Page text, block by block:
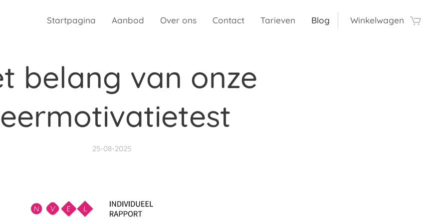
Startpagina Aanbod Over ons Contact Tarieven Blog Winkelwagen
belang van onze
25-08-2025